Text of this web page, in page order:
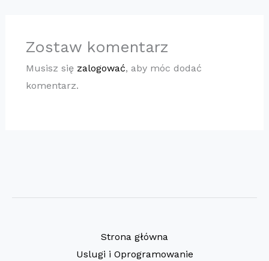
Zostaw komentarz
Musisz się zalogować, aby móc dodać
komentarz.
Strona główna
Uslugi i Oprogramowanie